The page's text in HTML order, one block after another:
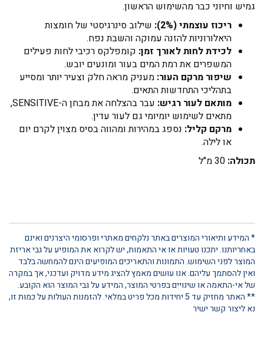
גמיש וחיוני כבר מהשימוש הראשון.
ריכוז עוצמתי (2%):
שילוב סינרגיסטי של חומצות
היאלורוניות להזנה עמוקה והשבת נפח.
לכידת לחות לאורך זמן: קומפלקס רכיבי לחות פעילים
המשפרים את רמת המים בעור ומונעים יובש.
שיפור מרקם העור: מעניק מראה חלק וצעיר יותר ומסייע
בתהליכי התחדשות התאים.
מותאם לעור רגיש:
עבר בהצלחה את מבחן ה-SENSITIVE,
מתאים לשימוש יומיומי גם לעור עדין.
מרקם קליל: נספג במהירות ומהווה בסיס מצוין לקרם יום
או לילה.
תכולה:
* המידע ותיאורי המוצרים באתר נלקחים מאתרי ופרסומי היצרנים ואינם
באחריותנו. יתכנו טעויות או אי התאמות, יש לקרוא את המופיע על גבי אריזת
המוצר לפני השימוש. התמונות והתאריכים המופיעים הינם להמחשה בלבד
ואין להסתמך עליהם. אנו עושים מאמץ להציג מידע מדויק ועדכני, אך במקרה
של אי-התאמה או שינויים בפרטי המוצר, המידע על גבי המוצר הוא הקובע.
** האתר מחזיק עד 5 יחידות מכל פריט במלאי. להזמנות העולות על כמות זו,
נא ליצור קשר ישיר